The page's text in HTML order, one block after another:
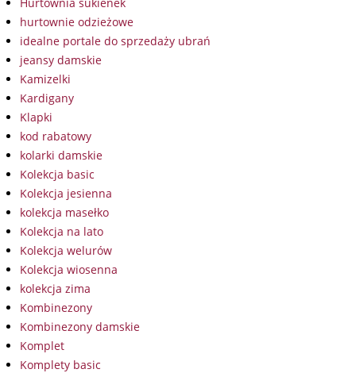
hurtownie odzieżowe
idealne portale do sprzedaży ubrań
jeansy damskie
Kamizelki
Kardigany
Klapki
kod rabatowy
kolarki damskie
Kolekcja basic
Kolekcja jesienna
kolekcja masełko
Kolekcja na lato
Kolekcja welurów
Kolekcja wiosenna
kolekcja zima
Kombinezony
Kombinezony damskie
Komplet
Komplety basic